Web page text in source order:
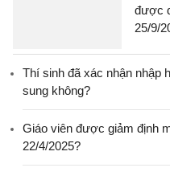
được
25/9/
Thí sinh đã xác nhận nhập
sung không?
Giáo viên được giảm định
22/4/2025?